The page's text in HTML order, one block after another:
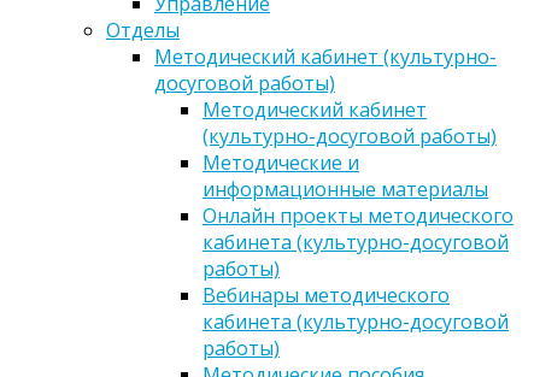
Отделы
Методический кабинет (культурно-
досуговой работы)
Методический кабинет
(культурно-досуговой работы)
Методические и
информационные материалы
Онлайн проекты методического
кабинета (культурно-досуговой
работы)
Вебинары методического
кабинета (культурно-досуговой
работы)